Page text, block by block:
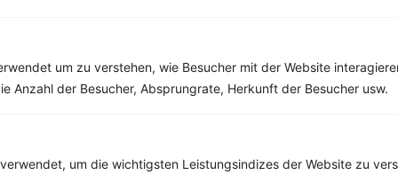
um zu verstehen, wie Besucher mit der Website
Anzahl der Besucher, Absprungrate, Herkunft der Besucher usw.
um die wichtigsten Leistungsindizes der Website zu
Rezept-Empfehlungen Viele Insights